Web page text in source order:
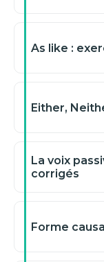
As like :
Either,
La voix
corrigés
Forme